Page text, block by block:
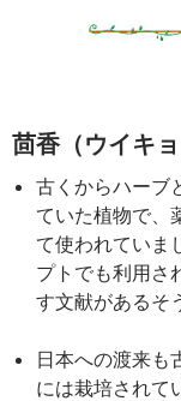
茴香（ウイキ
古くからハーブ
ていた植物で、
て使われていま
プトでも利用さ
す文献があるそ
日本への渡来も
には栽培されて